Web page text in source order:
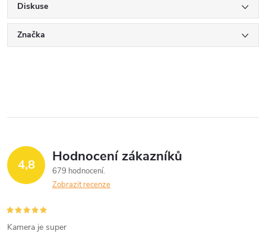
Diskuse
Značka
4,8 Hodnocení zákazníků
679 hodnocení
Zobrazit recenze
Kamera je super